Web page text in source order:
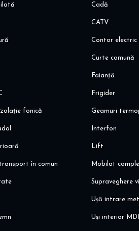
Cadă
CATV
Contor electric
Curte comună
Faianță
Frigider
fonică Geamuri
Interfon
Lift
în comun Mobilat
Supraveghere
Ușă intrare
Uși interior